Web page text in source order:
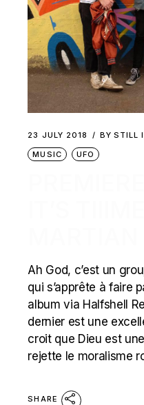
23 JULY 2018 BY STILL
MUSIC
UFO
Ah God, c’est un
qui s’apprête à faire
album via Halfshell
dernier est une
croit que Dieu est
rejette le moralisme
SHARE